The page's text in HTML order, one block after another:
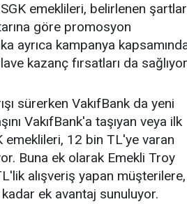
emeklileri, belirlenen
göre promosyon
ayrıca kampanya
kazanç fırsatları da
sürerken VakıfBank da yeni
VakıfBank'a taşıyan veya ilk
emeklileri, 12 bin TL'ye varan
Buna ek olarak Emekli Troy
alışveriş yapan müşterilere,
ek avantaj sunuluyor.